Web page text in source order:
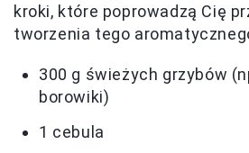
kroki, które poprowadzą Cię
tworzenia tego
300 g świeżych grzybów
borowiki)
1 cebula